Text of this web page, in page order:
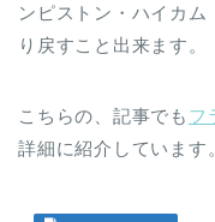
ンピストン・ハイカ
り戻すこと出来ます。
こちらの、記事でも フ
詳細に紹介しています。